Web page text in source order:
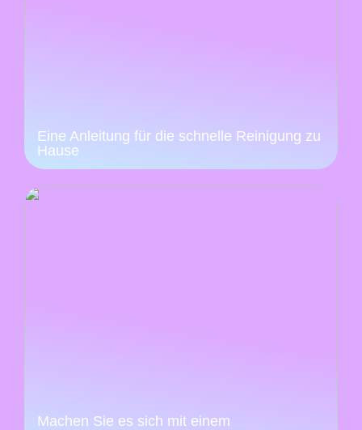
Eine Anleitung für die schnelle Reinigung zu
Hause
Machen Sie es sich mit einem